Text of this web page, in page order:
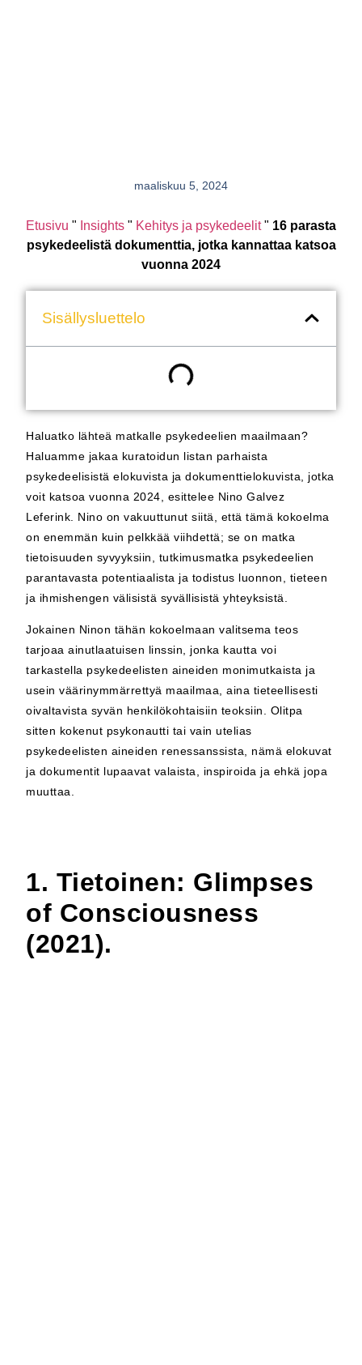
maaliskuu 5, 2024
Etusivu " Insights " Kehitys ja psykedeelit" 16 parasta
psykedeelistä dokumenttia, jotka kannattaa katsoa
vuonna 2024
Sisällysluettelo
Haluatko lähteä matkalle psykedeelien maailmaan?
Haluamme jakaa kuratoidun listan parhaista
psykedeelisistä elokuvista ja dokumenttielokuvista, jotka
voit katsoa vuonna 2024, esittelee Nino Galvez
Leferink. Nino on vakuuttunut siitä, että tämä kokoelma
on enemmän kuin pelkkää viihdettä; se on matka
tietoisuuden syvyyksiin, tutkimusmatka psykedeelien
parantavasta potentiaalista ja todistus luonnon, tieteen
ja ihmishengen välisistä syvällisistä yhteyksistä.
Jokainen Ninon tähän kokoelmaan valitsema teos
tarjoaa ainutlaatuisen linssin, jonka kautta voi
tarkastella psykedeelisten aineiden monimutkaista ja
usein väärinymmärrettyä maailmaa, aina tieteellisesti
oivaltavista syvän henkilökohtaisiin teoksiin. Olitpa
sitten kokenut psykonautti tai vain utelias
psykedeelisten aineiden renessanssista, nämä elokuvat
ja dokumentit lupaavat valaista, inspiroida ja ehkä jopa
muuttaa.
1. Tietoinen: Glimpses
of Consciousness
(2021).